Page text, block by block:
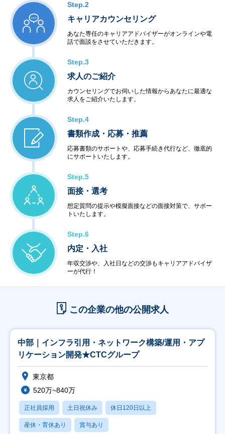
Step.2
キャリアカウンセリング
あなた専任のキャリアアドバイザーがオンラインや電
話で面談をさせていただきます。
Step.3
求人のご紹介
カウンセリングでお伺いした情報からあなたに最適な
求人をご紹介いたします。
Step.4
書類作成・応募・推薦
応募書類のサポートや、応募手続き代行など、徹底的
にサポートいたします。
Step.5
面接・選考
想定質問の提示や模擬面接などの面接対策で、サポー
トいたします。
Step.6
内定・入社
年収交渉や、入社日などの交渉もキャリアアドバイザ
ーが代行！
この企業の他の公開求人
中部｜インフラ引用・ネットワーク構築/運用・アプ
リケーション開発★CTCグループ
東京都
520万~840万
正社員採用 土日祝休み 休日120日以上
産休・育休あり 賞与あり